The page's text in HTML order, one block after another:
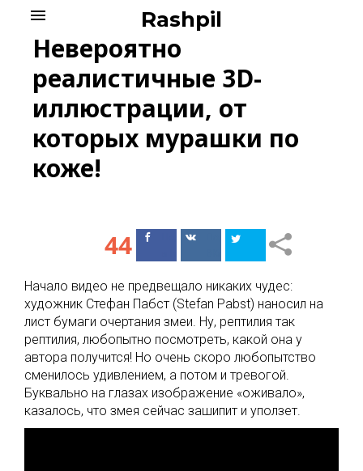
content
Rashpil
menu
Невероятно
реалистичные 3D-
иллюстрации, от
которых мурашки по
коже!
44
ПоделитьсяПоделиться
Начало видео не предвещало никаких чудес:
художник Стефан Пабст (Stefan Pabst) наносил на
лист бумаги очертания змеи. Ну, рептилия так
рептилия, любопытно посмотреть, какой она у
автора получится! Но очень скоро любопытство
сменилось удивлением, а потом и тревогой.
Буквально на глазах изображение «оживало»,
казалось, что змея сейчас зашипит и уползет.